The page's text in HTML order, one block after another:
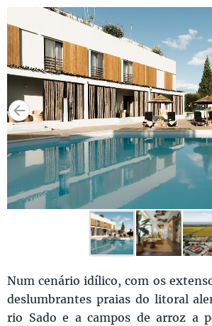
Num cenário idílico, com os
deslumbrantes praias do litoral
rio Sado e a campos de arroz a